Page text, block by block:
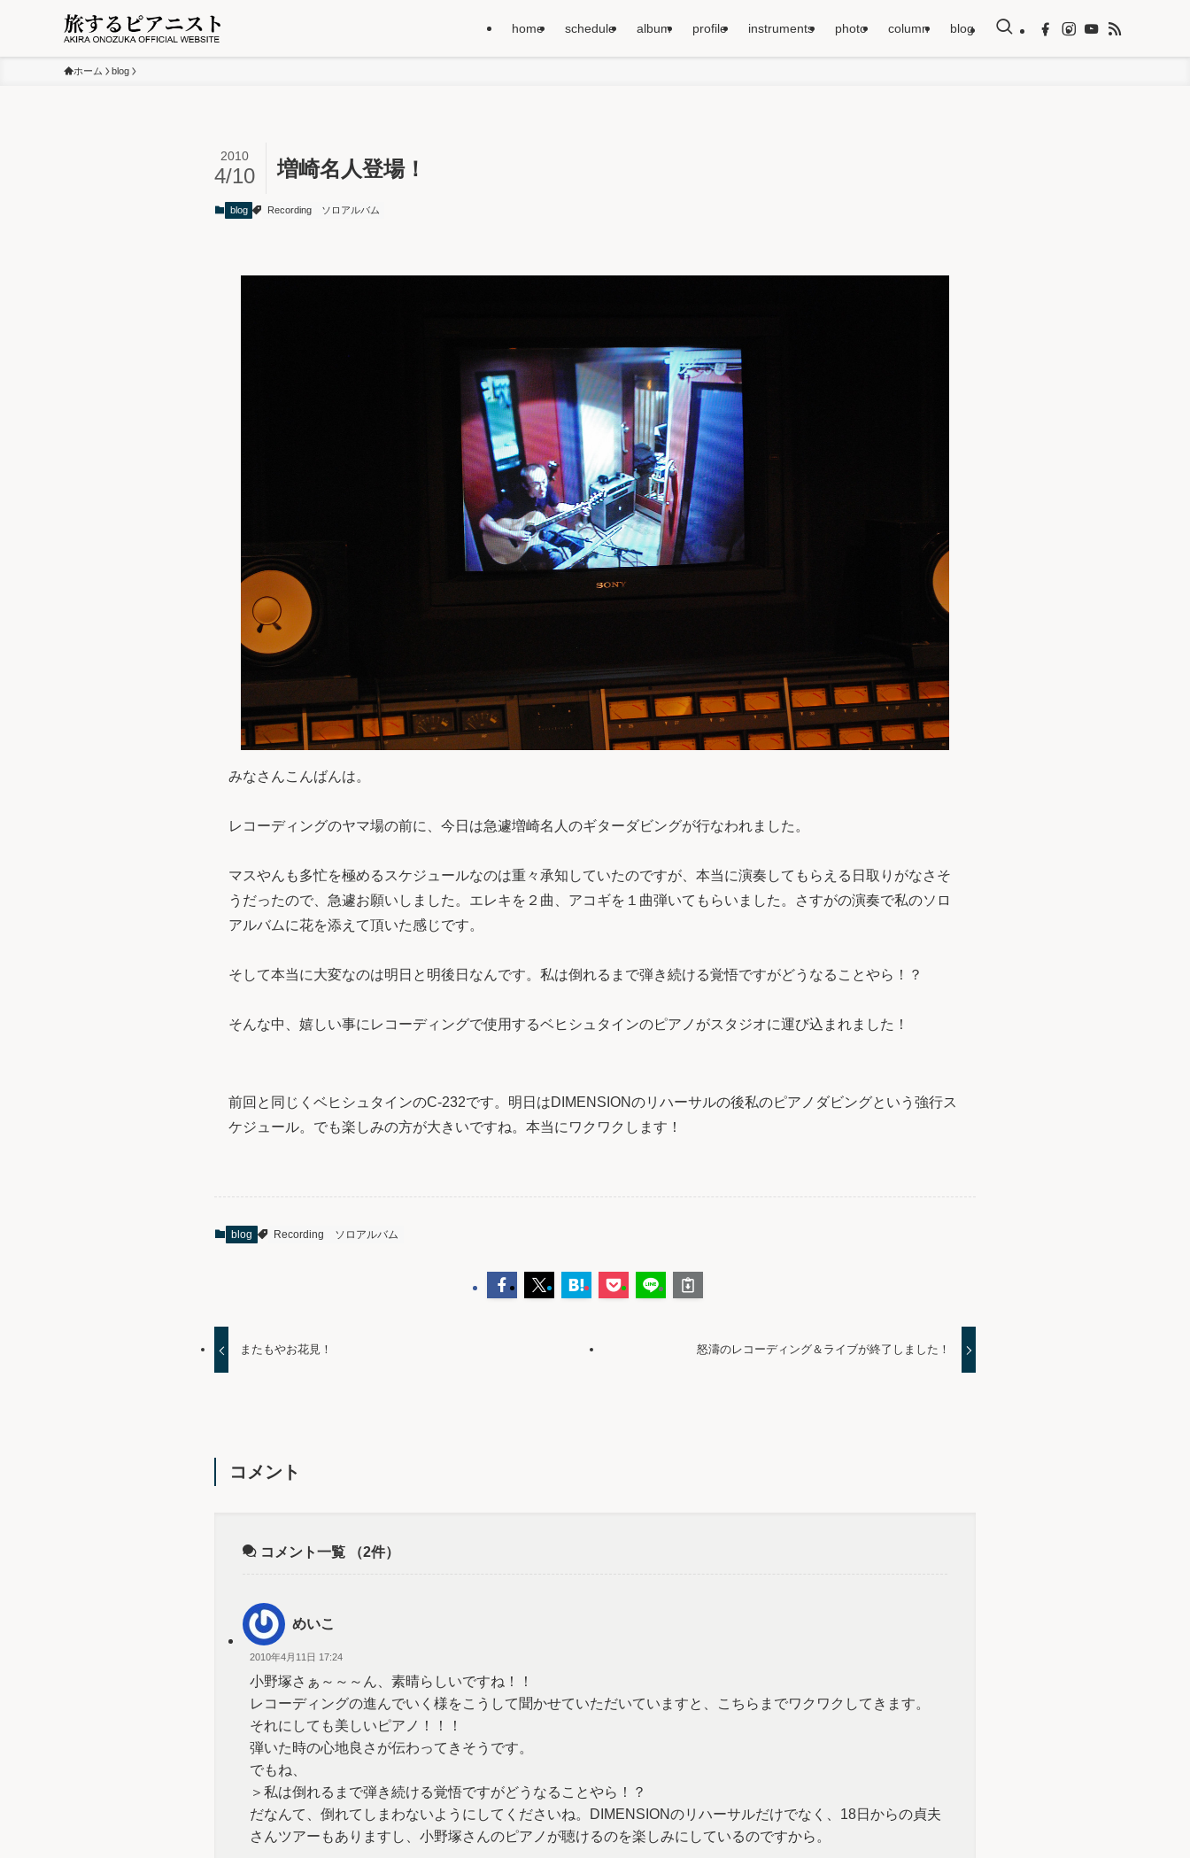
home schedule album profile instruments photo column blog
ホーム blog
増崎名人登場！
2010
4/10
blog Recording ソロアルバム
みなさんこんばんは。
レコーディングのヤマ場の前に、今日は急遽増崎名人のギターダビングが行なわれました。
マスやんも多忙を極めるスケジュールなのは重々承知していたのですが、本当に演奏してもらえる日取りがなさそ
うだったので、急遽お願いしました。エレキを２曲、アコギを１曲弾いてもらいました。さすがの演奏で私のソロ
アルバムに花を添えて頂いた感じです。
そして本当に大変なのは明日と明後日なんです。私は倒れるまで弾き続ける覚悟ですがどうなることやら！？
そんな中、嬉しい事にレコーディングで使用するベヒシュタインのピアノがスタジオに運び込まれました！
前回と同じくベヒシュタインのC-232です。明日はDIMENSIONのリハーサルの後私のピアノダビングという強行ス
ケジュール。でも楽しみの方が大きいですね。本当にワクワクします！
blog Recording ソロアルバム
またもやお花見！ 怒濤のレコーディング＆ライブが終了しました！
コメント
コメント一覧 （2件）
めいこ
2010年4月11日 17:24
小野塚さぁ～～～ん、素晴らしいですね！！
レコーディングの進んでいく様をこうして聞かせていただいていますと、こちらまでワクワクしてきます。
それにしても美しいピアノ！！！
弾いた時の心地良さが伝わってきそうです。
でもね、
＞私は倒れるまで弾き続ける覚悟ですがどうなることやら！？
だなんて、倒れてしまわないようにしてくださいね。DIMENSIONのリハーサルだけでなく、18日からの貞夫
さんツアーもありますし、小野塚さんのピアノが聴けるのを楽しみにしているのですから。